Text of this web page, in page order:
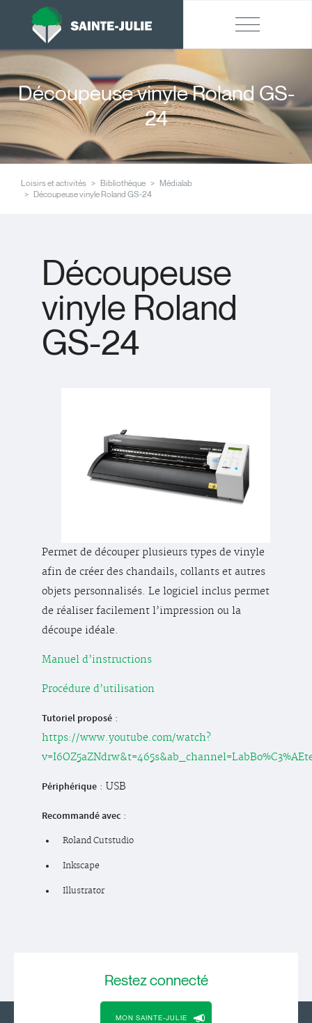
Découpeuse vinyle Roland GS-
24
Loisirs et activités Bibliothèque
Médialab
Découpeuse vinyle Roland GS-24
Découpeuse
vinyle Roland
GS-24
Permet de découper plusieurs types de vinyle
afin de créer des chandails, collants et autres
objets personnalisés. Le logiciel inclus permet
de réaliser facilement l’impression ou la
découpe idéale.
Manuel d’instructions
Procédure d’utilisation
Tutoriel proposé :
https://www.youtube.com/watch?
Périphérique : USB
Recommandé avec :
Roland Cutstudio
Inkscape
Illustrator
Restezconnecté
MON SAINTE-JULIE